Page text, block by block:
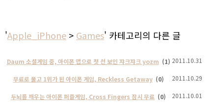
'Apple_iPhone > Games' 카테고리의 다른 글
Daum 소셜게임 중, 아이폰 앱으로 첫 선 보인 쟈크쟈크 yozm (1) 2011.10.31
무료로 풀고 1위가 된 아이폰 게임, Reckless Getaway (0) 2011.10.29
두뇌를 깨우는 아이폰 퍼즐게임, Cross Fingers 잠시 무료 (0)
2011.10.01